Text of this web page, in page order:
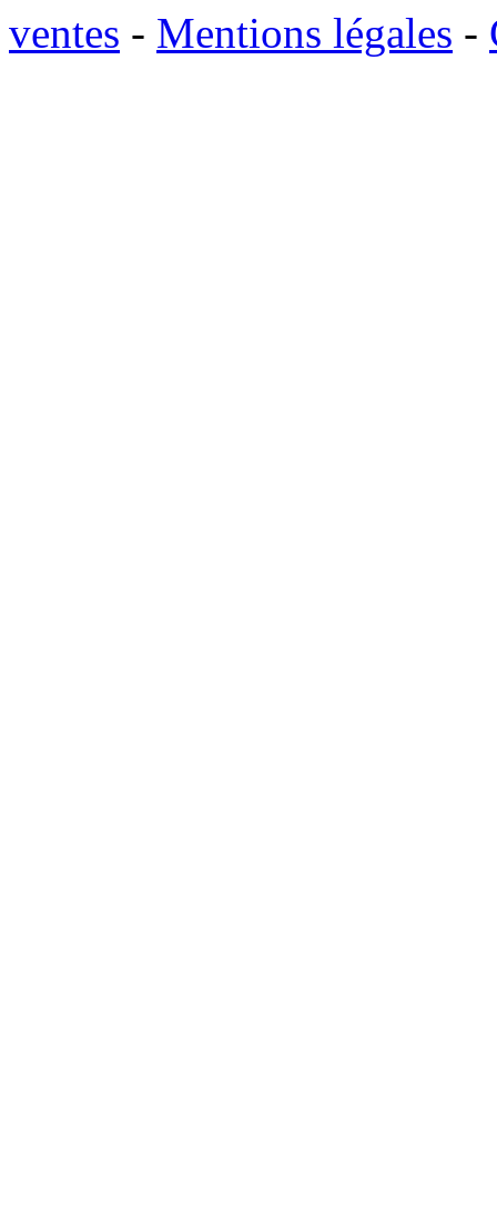
ventes - Mentions légales -